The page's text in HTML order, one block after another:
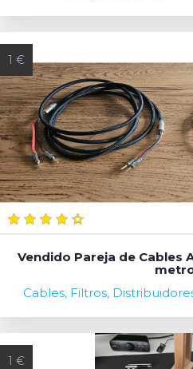
1 €
Vendido Pareja de Cables
Cables, Filtros,
1 €